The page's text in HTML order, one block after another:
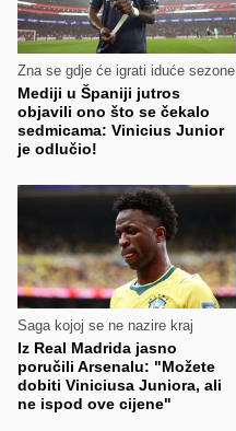
Zna se gdje će igrati iduće sezone
Mediji u Španiji jutros
objavili ono što se čekalo
sedmicama: Vinicius Junior
je odlučio!
Saga kojoj se ne nazire kraj
Iz Real Madrida jasno
poručili Arsenalu: "Možete
dobiti Viniciusa Juniora, ali
ne ispod ove cijene"